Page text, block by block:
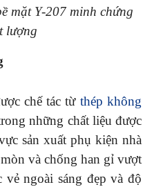
mặt Y-207 minh chứng
lượng
chế tác từ thép không
những chất liệu được
sản xuất phụ kiện nhà
và chống han gỉ vượt
ngoài sáng đẹp và độ